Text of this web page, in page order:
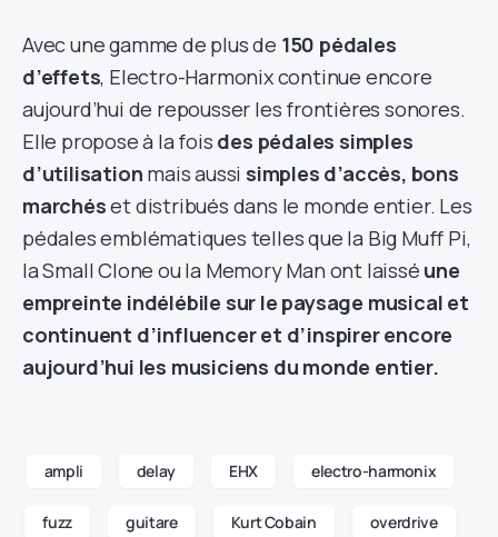
Avec une gamme de plus de 150 pédales
d’effets, Electro-Harmonix continue encore
aujourd’hui de repousser les frontières sonores.
Elle propose à la fois des pédales simples
d’utilisation mais aussi simples d’accès, bons
marchéset distribués dans le monde entier. Les
pédales emblématiques telles que la Big Muff Pi,
la Small Clone ou la Memory Man ont laissé une
empreinte indélébile sur le paysage musical et
continuent d’influencer et d’inspirer encore
aujourd’hui les musiciens du monde entier.
ampli delay EHX electro-harmonix
fuzz guitare Kurt Cobain overdrive